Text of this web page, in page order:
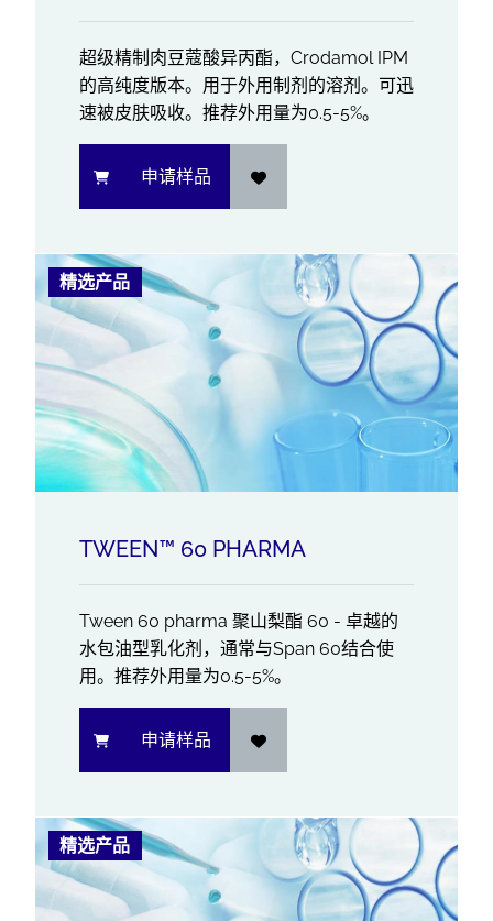
超级精制肉豆蔻酸异丙酯，Crodamol IPM
的高纯度版本。用于外用制剂的溶剂。可迅
速被皮肤吸收。推荐外用量为0.5-5%。
申请样品
精选产品
TWEEN™ 60 PHARMA
Tween 60 pharma 聚山梨酯 60 - 卓越的
水包油型乳化剂，通常与Span 60结合使
用。推荐外用量为0.5-5%。
申请样品
精选产品